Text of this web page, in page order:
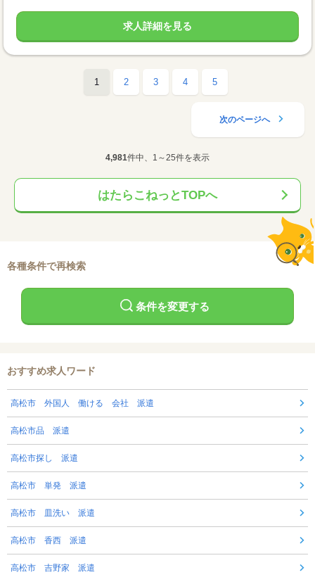
求人詳細を見る
1 2 3 4 5
次のページへ
4,981件中、1～25件を表示
はたらこねっとTOPへ
各種条件で再検索
条件を変更する
おすすめ求人ワード
高松市 外国人 働ける 会社 派遣
高松市品 派遣
高松市探し 派遣
高松市 単発 派遣
高松市 皿洗い 派遣
高松市 香西 派遣
高松市 吉野家 派遣